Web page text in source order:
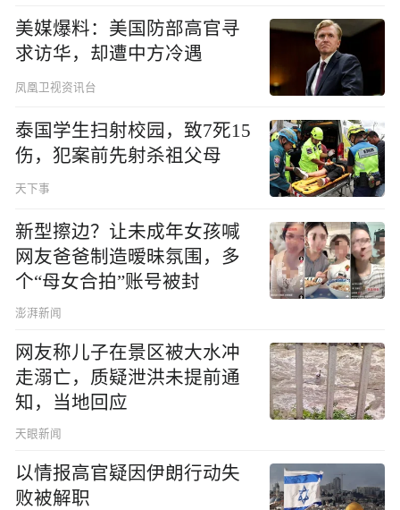
美媒爆料：美国防部高官寻
求访华，却遭中方冷遇
凤凰卫视资讯台
泰国学生扫射校园，致7死15
伤，犯案前先射杀祖父母
天下事
新型擦边？让未成年女孩喊
网友爸爸制造暧昧氛围，多
个“母女合拍”账号被封
澎湃新闻
网友称儿子在景区被大水冲
走溺亡，质疑泄洪未提前通
知，当地回应
天眼新闻
以情报高官疑因伊朗行动失
败被解职